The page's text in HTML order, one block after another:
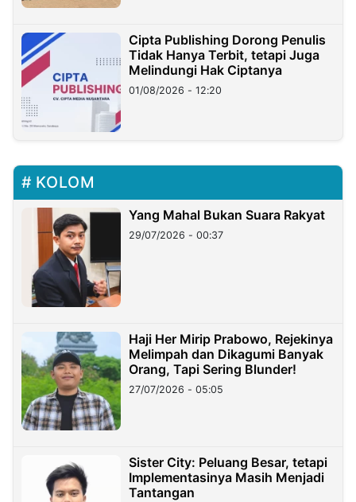
Cipta Publishing Dorong Penulis
Tidak Hanya Terbit, tetapi Juga
Melindungi Hak Ciptanya
01/08/2026 - 12:20
KOLOM
Yang Mahal Bukan Suara Rakyat
29/07/2026 - 00:37
Haji Her Mirip Prabowo, Rejekinya
Melimpah dan Dikagumi Banyak
Orang, Tapi Sering Blunder!
27/07/2026 - 05:05
Sister City: Peluang Besar, tetapi
Implementasinya Masih Menjadi
Tantangan